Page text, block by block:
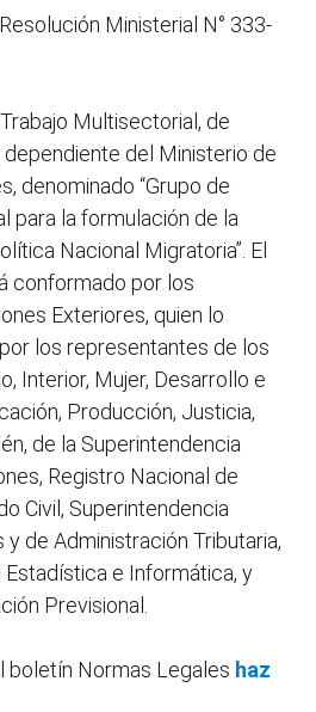
Ministerial N° 333-
Multisectorial, de
del Ministerio de
denominado “Grupo de
para la formulación de la
Nacional Migratoria”. El
conformado por los
Exteriores, quien lo
los representantes de los
Interior, Mujer, Desarrollo e
Producción, Justicia,
de la Superintendencia
Registro Nacional de
Civil, Superintendencia
y de Administración Tributaria,
e Informática, y
Previsional.
boletín Normas Legales haz